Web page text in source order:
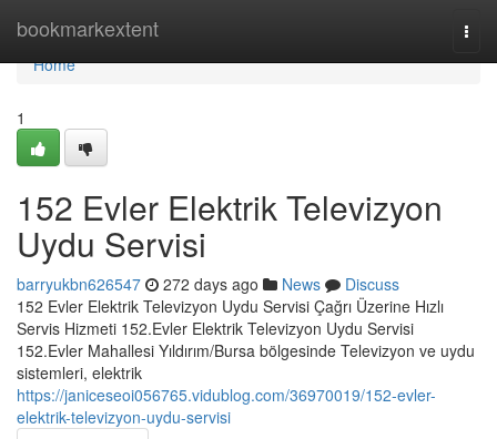
bookmarkextent
Home
Home
1
152 Evler Elektrik Televizyon
Uydu Servisi
barryukbn626547 272 days ago News
Discuss
152 Evler Elektrik Televizyon Uydu Servisi Çağrı Üzerine Hızlı
Servis Hizmeti 152.Evler Elektrik Televizyon Uydu Servisi
152.Evler Mahallesi Yıldırım/Bursa bölgesinde Televizyon ve uydu
sistemleri, elektrik
https://janiceseoi056765.vidublog.com/36970019/152-evler-
elektrik-televizyon-uydu-servisi